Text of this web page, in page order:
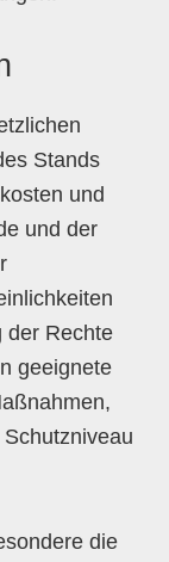
Stands
und
und der
der Rechte
geeignete
die